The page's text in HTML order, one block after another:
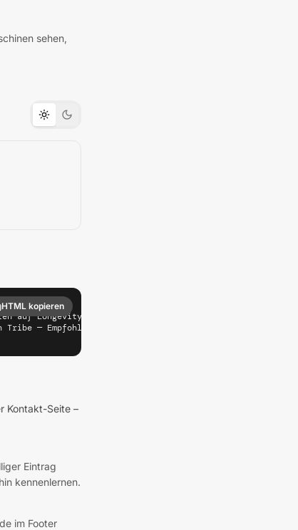
sehen,
auf Longevity Cities" target="_blank" rel="noopener"
— Empfohlen auf Longevity Cities (Rīga)"
HTML kopieren
Kontakt-Seite –
Eintrag
kennenlernen.
im Footer